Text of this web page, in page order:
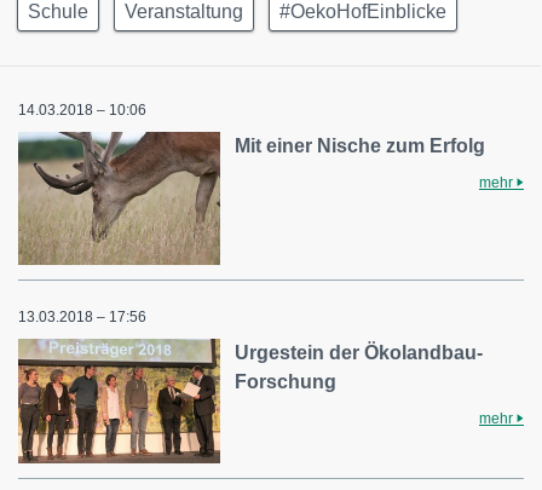
Schule Veranstaltung #OekoHofEinblicke
14.03.2018 – 10:06
Mit einer Nische zum Erfolg
mehr
13.03.2018 – 17:56
Urgestein der Ökolandbau-
Forschung
mehr